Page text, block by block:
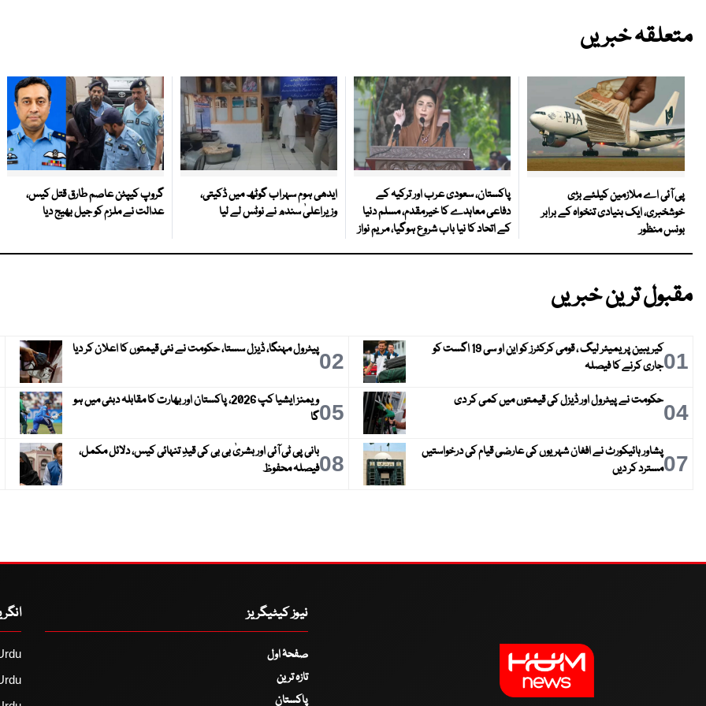
متعلقہ خبریں
پی آئی اے ملازمین کیلئے بڑی
خوشخبری، ایک بنیادی تنخواہ کے برابر
بونس منظور
پاکستان، سعودی عرب اور ترکیہ کے
دفاعی معاہدے کا خیرمقدم، مسلم دنیا
کے اتحاد کا نیا باب شروع ہوگیا، مریم نواز
ایدھی ہوم سہراب گوٹھ میں ڈکیتی،
وزیراعلیٰ سندھ نے نوٹس لے لیا
گروپ کیپٹن عاصم طارق قتل کیس،
عدالت نے ملزم کو جیل بھیج دیا
مقبول ترین خبریں
01
کیریبین پریمیئر لیگ ، قومی کرکٹرز کو این او سی 19 اگست کو
جاری کرنے کا فیصلہ
02پیٹرول مہنگا، ڈیزل سستا، حکومت نے نئی قیمتوں کا اعلان کر دیا
04حکومت نے پیٹرول اور ڈیزل کی قیمتوں میں کمی کر دی 05
ویمنز ایشیا کپ 2026، پاکستان اور بھارت کا مقابلہ دبئی میں ہو
گا
07پشاور ہائیکورٹ نے افغان شہریوں کی عارضی قیام کی درخواستیں
مسترد کر دیں
08بانی پی ٹی آئی اور بشریٰ بی بی کی قیدِ تنہائی کیس، دلائل مکمل،
فیصلہ محفوظ
نیوز کیٹیگریز
صفحۂ اول
تازہ ترین
پاکستان